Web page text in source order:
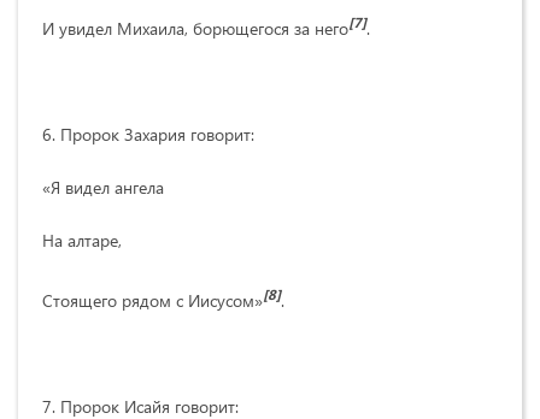
И увидел Михаила, борющегося за него[7].
6. Пророк Захария говорит:
«Я видел ангела
На алтаре,
Стоящего рядом с Иисусом»[8].
7. Пророк Исайя говорит: